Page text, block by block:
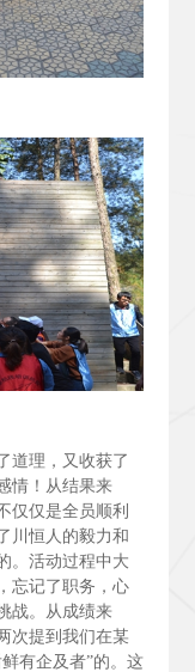
道理，又收获了
情！从结果来
仅仅是全员顺利
川恒人的毅力和
。活动过程中大
忘记了职务，心
战。从成绩来
次提到我们在某
有企及者”的。这